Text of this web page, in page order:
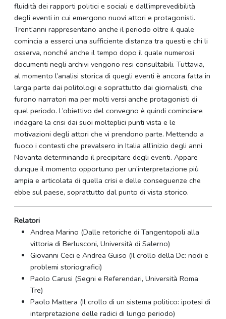
fluidità dei rapporti politici e sociali e dall’imprevedibilità
degli eventi in cui emergono nuovi attori e protagonisti.
Trent’anni rappresentano anche il periodo oltre il quale
comincia a esserci una sufficiente distanza tra questi e chi li
osserva, nonché anche il tempo dopo il quale numerosi
documenti negli archivi vengono resi consultabili. Tuttavia,
al momento l’analisi storica di quegli eventi è ancora fatta in
larga parte dai politologi e soprattutto dai giornalisti, che
furono narratori ma per molti versi anche protagonisti di
quel periodo. L’obiettivo del convegno è quindi cominciare
indagare la crisi dai suoi molteplici punti vista e le
motivazioni degli attori che vi prendono parte. Mettendo a
fuoco i contesti che prevalsero in Italia all’inizio degli anni
Novanta determinando il precipitare degli eventi. Appare
dunque il momento opportuno per un’interpretazione più
ampia e articolata di quella crisi e delle conseguenze che
ebbe sul paese, soprattutto dal punto di vista storico.
Relatori
Andrea Marino (Dalle retoriche di Tangentopoli alla
vittoria di Berlusconi, Università di Salerno)
Giovanni Ceci e Andrea Guiso (Il crollo della Dc: nodi e
problemi storiografici)
Paolo Carusi (Segni e Referendari, Università Roma
Tre)
Paolo Mattera (Il crollo di un sistema politico: ipotesi di
interpretazione delle radici di lungo periodo)